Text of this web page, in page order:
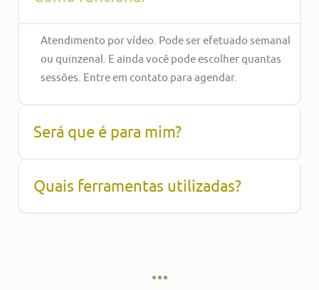
Atendimento por vídeo. Pode ser efetuado semanal
ou quinzenal. E ainda você pode escolher quantas
sessões. Entre em contato para agendar.
Será que é para mim?
Quais ferramentas utilizadas?